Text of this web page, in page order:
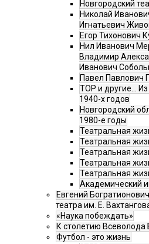
Новгородский
Николай
Игнатьевич
Егор Тихонович
Нил Иванович
Владимир
Иванович
Павел Павлович
ТОР и другие… Из
1940-х годов
Новгородский
1980-е годы
Театральная
Театральная
Театральная
Театральная
Театральная
Академический
Евгений
театра им. Е.
«Наука побеждать»
К столетию Всеволода
Футбол - это жизнь